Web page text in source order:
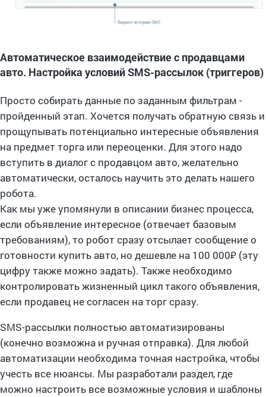
Автоматическое взаимодействие с продавцами
авто. Настройка условий SMS-рассылок (триггеров)
Просто собирать данные по заданным фильтрам -
пройденный этап. Хочется получать обратную связь и
прощупывать потенциально интересные объявления
на предмет торга или переоценки. Для этого надо
вступить в диалог с продавцом авто, желательно
автоматически, осталось научить это делать нашего
робота.
Как мы уже упомянули в описании бизнес процесса,
если объявление интересное (отвечает базовым
требованиям), то робот сразу отсылает сообщение о
готовности купить авто, но дешевле на 100 000₽ (эту
цифру также можно задать). Также необходимо
контролировать жизненный цикл такого объявления,
если продавец не согласен на торг сразу.
SMS-рассылки полностью автоматизированы
(конечно возможна и ручная отправка). Для любой
автоматизации необходима точная настройка, чтобы
учесть все нюансы. Мы разработали раздел, где
можно настроить все возможные условия и шаблоны